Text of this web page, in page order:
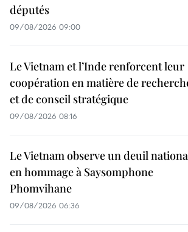
députés
09/08/2026 09:00
Le Vietnam et l’Inde renforcent leur
coopération en matière de
et de conseil stratégique
09/08/2026 08:16
Le Vietnam observe un deuil
en hommage à Saysomphone
Phomvihane
09/08/2026 06:36